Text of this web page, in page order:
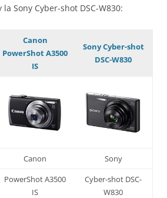
la Sony Cyber-shot DSC-W830:
Canon
PowerShot A3500
IS
Sony Cyber-shot
DSC-W830
Canon Sony
PowerShot A3500
IS
Cyber-shot DSC-
W830